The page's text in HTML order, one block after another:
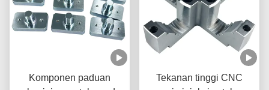
Komponen paduan
Tekanan tinggi CNC